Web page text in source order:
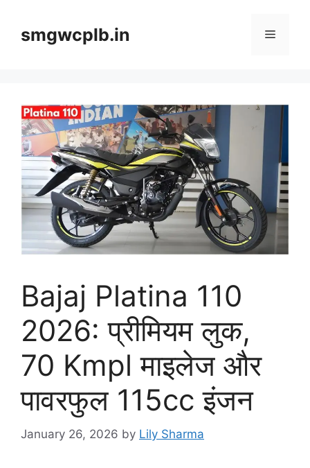
contentsmgwcplb.in Menu
Bajaj Platina 110
2026: प्रीमियम लुक,
70 Kmpl माइलेज और
पावरफुल 115cc इंजन
January 26, 2026 by Lily Sharma